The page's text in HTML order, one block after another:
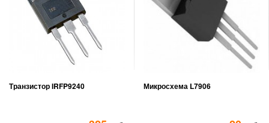
Транзистор IRFP9240 Микросхема L7906